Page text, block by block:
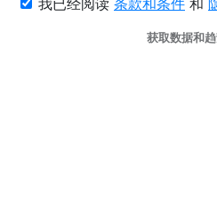
获取数据和